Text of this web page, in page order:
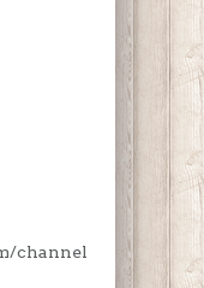
channel